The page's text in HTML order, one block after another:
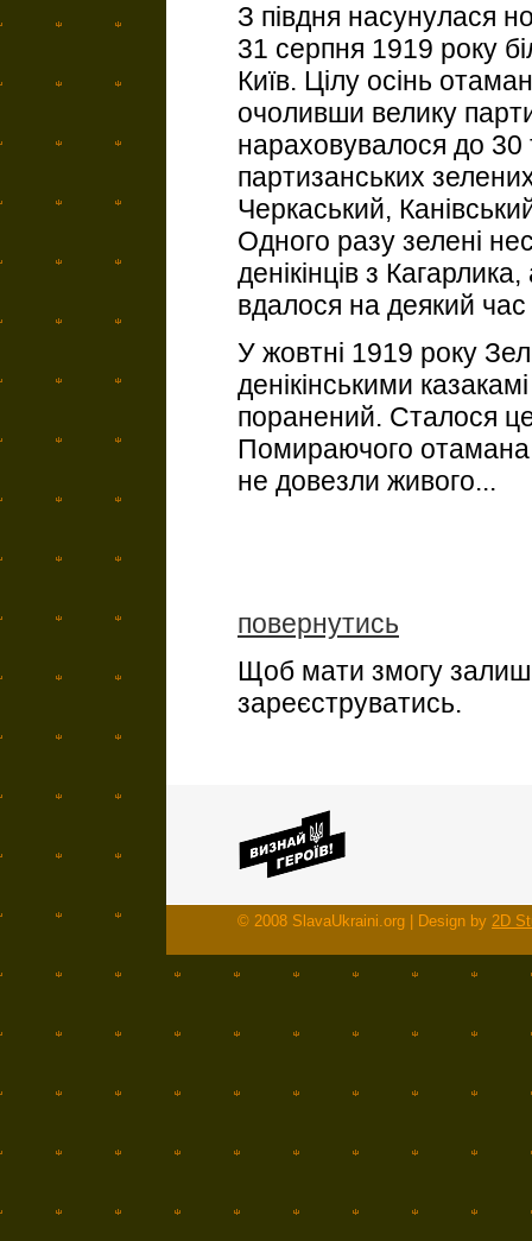
З півдня насунулася
31 серпня 1919 року
Київ. Цілу осінь
очоливши велику
нараховувалося до 30
партизанських
Черкаський,
Одного разу зелені
денікінців з
вдалося на деякий час
У жовтні 1919 року
денікінськими
поранений. Сталося
Помираючого отамана
не довезли живого...
повернутись
Щоб мати змогу
зареєструватись.
© 2008 SlavaUkraini.org | Design by 2D